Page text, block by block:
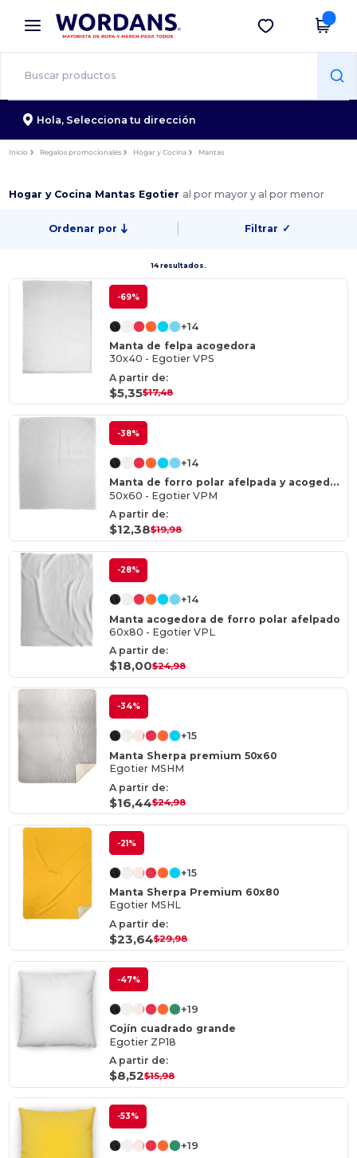
× App de Wordans
¡Mejores precios en app!
Descargar app
Hola, Selecciona tu dirección
Inicio Regalos promocionales Hogar y Cocina Mantas
Hogar y Cocina Mantas Egotier al por mayor y al por menor
Ordenar por Filtrar ✓
14 resultados.
-69%
+14
Manta de felpa acogedora
30x40 - Egotier VPS
A partir de:
$5,35$17,48
-38%
+14
Manta de forro polar afelpada y acogedora
50x60 - Egotier VPM
A partir de:
$12,38$19,98
-28%
+14
Manta acogedora de forro polar afelpado
60x80 - Egotier VPL
A partir de:
$18,00$24,98
-34%
+15
Manta Sherpa premium 50x60
Egotier MSHM
A partir de:
$16,44$24,98
-21%
+15
Manta Sherpa Premium 60x80
Egotier MSHL
A partir de:
$23,64$29,98
-47%
+19
Cojín cuadrado grande
Egotier ZP18
A partir de:
$8,52$15,98
-53%
+19